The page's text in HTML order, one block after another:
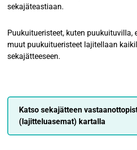
sekajäteastiaan.
Puukuitueristeet, kuten puukuituvilla,
muut puukuitueristeet lajitellaan
sekajätteeseen.
Katso sekajätteen
(lajitteluasemat) kartalla